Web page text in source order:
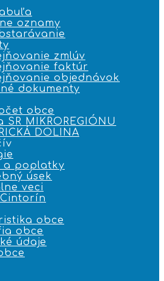
oznamy
zmlúv
faktúr
objednávok
dokumenty
obce
SR MIKROREGIÓNU
DOLINA
a poplatky
úsek
veci
obce
obce
údaje